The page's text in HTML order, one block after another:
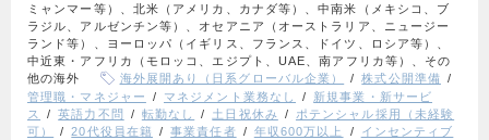
ミャンマー等）、北米（アメリカ、カナダ等）、中南米（メキシコ、ブ
ラジル、アルゼンチン等）、オセアニア（オーストラリア、ニュージー
ランド等）、ヨーロッパ（イギリス、フランス、ドイツ、ロシア等）、
中近東・アフリカ（モロッコ、エジプト、UAE、南アフリカ等）、その
他の海外
海外展開あり（日系グローバル企業）
株式公開準備
管理職・マネジャー
マネジメント業務なし
新規事業・新サービ
ス
英語力不問 転勤なし 土日祝休み
ポテンシャル採用（未経験
可）
20代役員在籍 事業責任者 年収600万以上
インセンティブ